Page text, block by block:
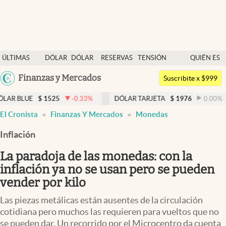
ÚLTIMAS
NOTICIAS
DÓLAR
DÓLAR
RESERVAS
TENSIÓN
GEOPOLÍTICA
QUIÉN ES
QUIÉN
Argentina
Uruguay
Finanzas y Mercados
Dólar
Members
Economía y Política
Finanzas y Mercados
Mercados Online
Negocios
Columnistas
Apertura
Suscribite x $999
1525 -0.33% DÓLAR TARJETA $ 1976 0.00% DÓLAR
El Cronista Finanzas Y Mercados Monedas
Inflación
La paradoja de las monedas: con la
inflación ya no se usan pero se pueden
vender por kilo
Las piezas metálicas están ausentes de la circulación
cotidiana pero muchos las requieren para vueltos que no
se pueden dar. Un recorrido por el Microcentro da cuenta